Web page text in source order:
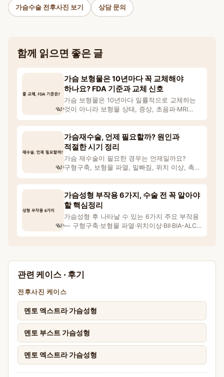
가슴수술 전후사진 보기 상담 문의
함께 읽으면 좋은 글
가슴 보형물은 10년마다 꼭 교체해야
하나요? FDA 기준과 교체 신호
가슴 보형물은 10년마다 일률적으로 교체하는
것이 아니라 보형물 상태, 증상, 초음파·MRI
검사 결과에 따
가슴재수술, 언제 필요할까? 원인과
적절한 시기 정리
가슴 재수술이 필요한 경우는 언제일까요?
구형구축, 보형물 파열, 밑빠짐, 위치 이상, 촉감
·모양 변화 등
가슴성형 부작용 6가지, 수술 전 꼭 알아야
할 핵심정리
가슴성형 후 나타날 수 있는 6가지 주요 부작용
— 구형구축·보형물 파열·위치이상·BII·BIA-ALCL·
만
관련 케이스 · 후기
전후사진 케이스
멘토 엑스트라 가슴성형
멘토 부스트 가슴성형
멘토 엑스트라 가슴성형